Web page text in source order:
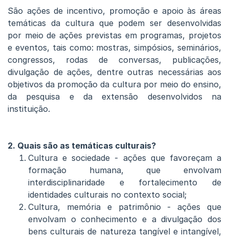
São ações de incentivo, promoção e apoio às áreas
temáticas da cultura que podem ser desenvolvidas
por meio de ações previstas em programas, projetos
e eventos, tais como: mostras, simpósios, seminários,
congressos, rodas de conversas, publicações,
divulgação de ações, dentre outras necessárias aos
objetivos da promoção da cultura por meio do ensino,
da pesquisa e da extensão desenvolvidos na
instituição.
2. Quais são as temáticas culturais?
Cultura e sociedade - ações que favoreçam a
formação humana, que envolvam
interdisciplinaridade e fortalecimento de
identidades culturais no contexto social;
Cultura, memória e patrimônio - ações que
envolvam o conhecimento e a divulgação dos
bens culturais de natureza tangível e intangível,